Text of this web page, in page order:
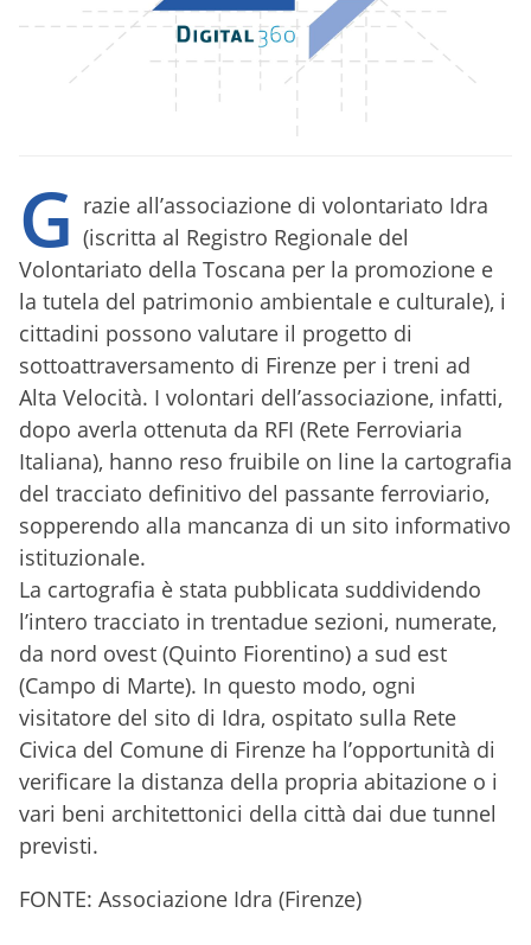
G razie all’associazione di volontariato Idra
(iscritta al Registro Regionale del
Volontariato della Toscana per la promozione e
la tutela del patrimonio ambientale e culturale), i
cittadini possono valutare il progetto di
sottoattraversamento di Firenze per i treni ad
Alta Velocità. I volontari dell’associazione, infatti,
dopo averla ottenuta da RFI (Rete Ferroviaria
Italiana), hanno reso fruibile on line la cartografia
del tracciato definitivo del passante ferroviario,
sopperendo alla mancanza di un sito informativo
istituzionale.
La cartografia è stata pubblicata suddividendo
l’intero tracciato in trentadue sezioni, numerate,
da nord ovest (Quinto Fiorentino) a sud est
(Campo di Marte). In questo modo, ogni
visitatore del sito di Idra, ospitato sulla Rete
Civica del Comune di Firenze ha l’opportunità di
verificare la distanza della propria abitazione o i
vari beni architettonici della città dai due tunnel
previsti.
FONTE: Associazione Idra (Firenze)